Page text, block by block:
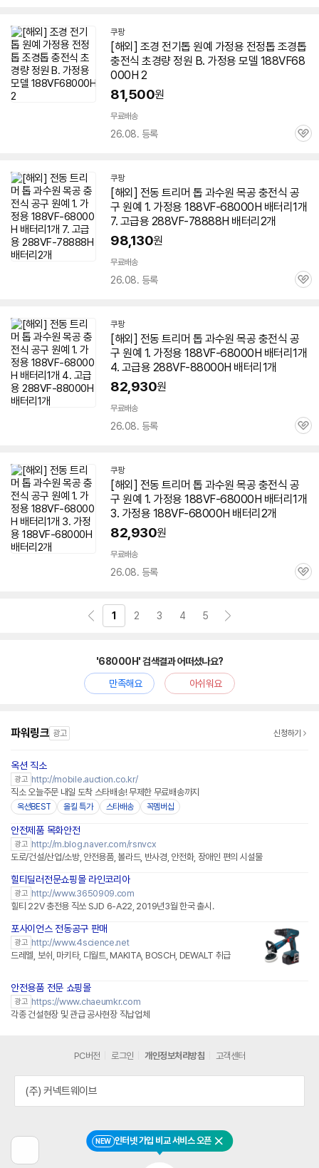
쿠팡
[해외] 조경 전기톱 원예 가정용 전정톱 조경톱
충전식 초경량 정원 B. 가정용 모델 188VF68
000H 2
81,500원
무료배송
26.08. 등록
관
쿠팡
[해외] 전동 트리머 톱 과수원 목공 충전식 공
구 원예 1. 가정용 188VF-68000H 배터리1개
7. 고급용 288VF-78888H 배터리2개
98,130원
무료배송
26.08. 등록
관
쿠팡
[해외] 전동 트리머 톱 과수원 목공 충전식 공
구 원예 1. 가정용 188VF-68000H 배터리1개
4. 고급용 288VF-88000H 배터리1개
82,930원
무료배송
26.08. 등록
관
쿠팡
[해외] 전동 트리머 톱 과수원 목공 충전식 공
구 원예 1. 가정용 188VF-68000H 배터리1개
3. 가정용 188VF-68000H 배터리2개
82,930원
무료배송
26.08. 등록
관
1 2 3 4 5
'68000H' 검색결과 어떠셨나요?
만족해요
아쉬워요
파워링크 광고 신청하기
옥션 직소
광고 http://mobile.auction.co.kr/
직소 오늘주문 내일 도착 스타배송! 무제한 무료배송까지
옥션BEST 올킬 특가 스타배송 꼭멤버십
안전제품 목화안전
광고 http://m.blog.naver.com/rsnvcx
도로/건설/산업/소방, 안전용품, 볼라드, 반사경, 안전화, 장애인 편의 시설물
힐티딜러전문쇼핑몰 라인코리아
광고 http://www.3650909.com
힐티 22V 충전용 직쏘 SJD 6-A22, 2019년3월 한국 출시.
포사이언스 전동공구 판매
광고 http://www.4science.net
드레멜, 보쉬, 마키타, 디월트, MAKITA, BOSCH, DEWALT 취급
안전용품 전문 쇼핑몰
광고 https://www.chaeumkr.com
각종 건설현장 및 관급 공사현장 직납업체
전
NEW 인터넷 가입 비교 서비스 오픈 닫기
PC버전 로그인 개인정보처리방침 고객센터
(주) 커넥트웨이브